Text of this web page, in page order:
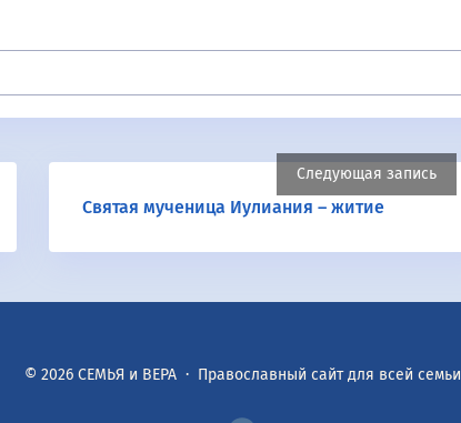
Следующая запись
Святая мученица Иулиания – житие
© 2026 СЕМЬЯ и ВЕРА· Православный сайт для всей семьи